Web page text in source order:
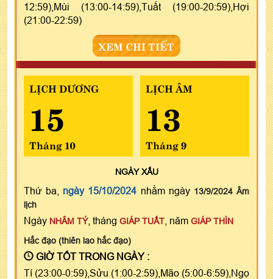
12:59),Mùi (13:00-14:59),Tuất (19:00-20:59),Hợi
(21:00-22:59)
XEM CHI TIẾT
LỊCH DƯƠNG
15
Tháng 10
LỊCH ÂM
13
Tháng 9
NGÀYXẤU
Thứ ba, ngày 15/10/2024 nhằm ngày 13/9/2024 Âm
lịch
Ngày NHÂM TÝ, tháng GIÁP TUẤT , năm GIÁP THÌN
Hắc đạo (thiên lao hắc đạo)
GIỜ TỐT TRONG NGÀY :
Tí (23:00-0:59),Sửu (1:00-2:59),Mão (5:00-6:59),Ngọ